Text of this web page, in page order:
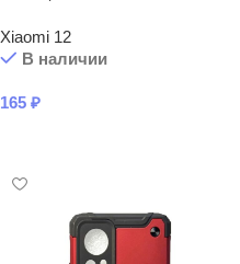
Xiaomi 12
В наличии
165 ₽